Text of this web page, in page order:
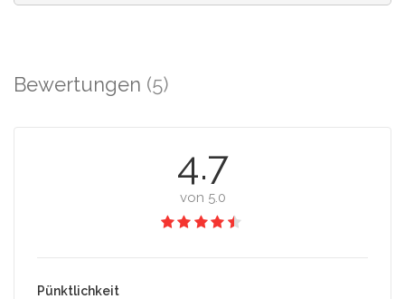
Bewertungen (5)
4.7
von 5.0
Pünktlichkeit